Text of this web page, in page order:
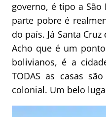
governo, é tipo a
parte pobre é
do país. Já Santa
Acho que é um
bolivianos, é a
TODAS as casas
colonial. Um belo